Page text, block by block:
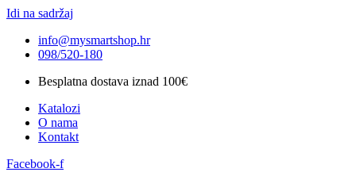
Idi na sadržaj
info@mysmartshop.hr
098/520-180
Besplatna dostava iznad 100€
Katalozi
O nama
Kontakt
Facebook-f